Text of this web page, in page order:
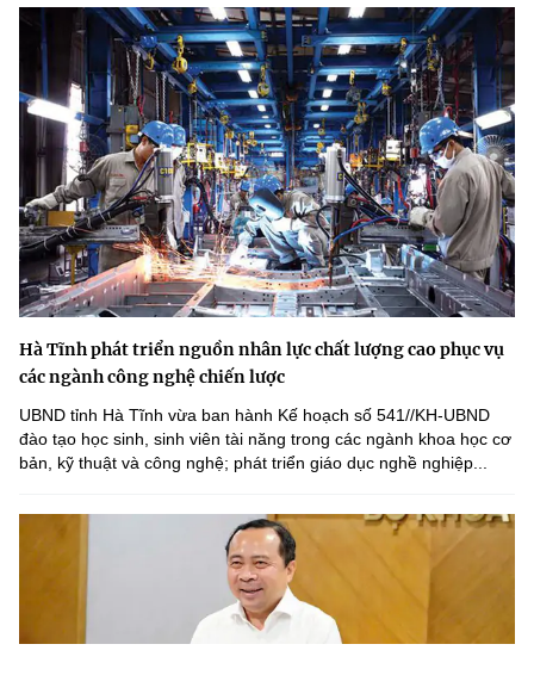
Hà Tĩnh phát triển nguồn nhân lực chất lượng cao phục vụ
các ngành công nghệ chiến lược
UBND tỉnh Hà Tĩnh vừa ban hành Kế hoạch số 541//KH-UBND
đào tạo học sinh, sinh viên tài năng trong các ngành khoa học cơ
bản, kỹ thuật và công nghệ; phát triển giáo dục nghề nghiệp...